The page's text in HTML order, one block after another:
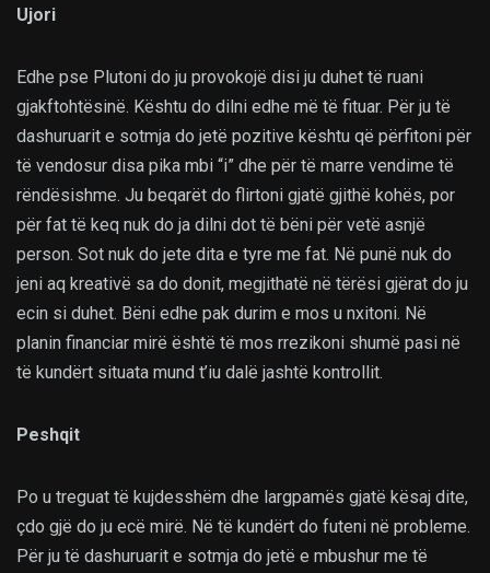
Ujori
Edhe pse Plutoni do ju provokojë disi ju duhet të ruani
gjakftohtësinë. Kështu do dilni edhe më të fituar. Për ju të
dashuruarit e sotmja do jetë pozitive kështu që përfitoni për
të vendosur disa pika mbi “i” dhe për të marre vendime të
rëndësishme. Ju beqarët do flirtoni gjatë gjithë kohës, por
për fat të keq nuk do ja dilni dot të bëni për vetë asnjë
person. Sot nuk do jete dita e tyre me fat. Në punë nuk do
jeni aq kreativë sa do donit, megjithatë në tërësi gjërat do ju
ecin si duhet. Bëni edhe pak durim e mos u nxitoni. Në
planin financiar mirë është të mos rrezikoni shumë pasi në
të kundërt situata mund t’iu dalë jashtë kontrollit.
Peshqit
Po u treguat të kujdesshëm dhe largpamës gjatë kësaj dite,
çdo gjë do ju ecë mirë. Në të kundërt do futeni në probleme.
Për ju të dashuruarit e sotmja do jetë e mbushur me të